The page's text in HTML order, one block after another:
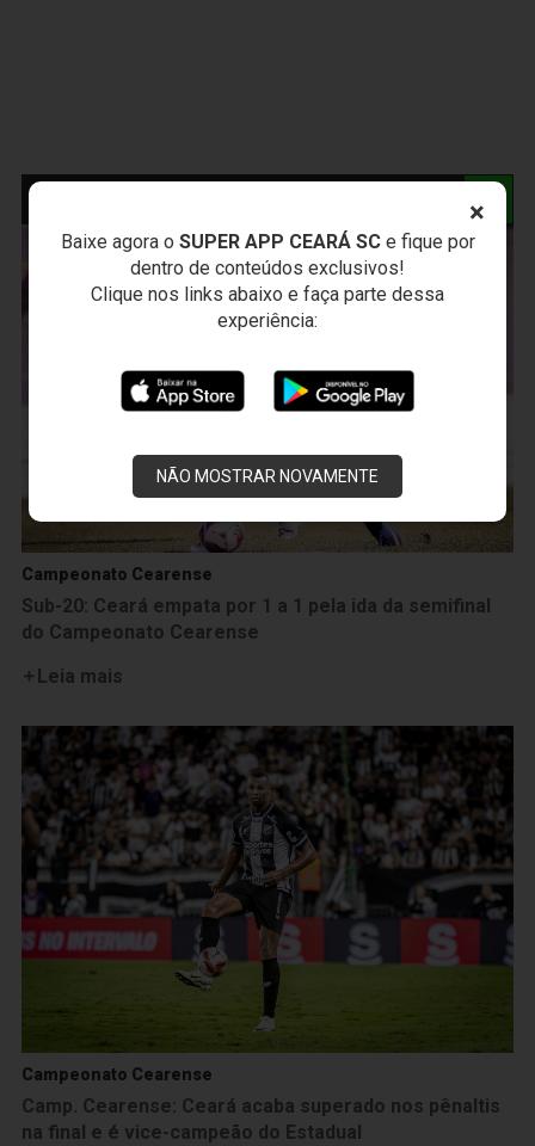
×
Baixe agora o SUPER APP CEARÁ SCe fique por
dentro de conteúdos exclusivos!
Clique nos links abaixo e faça parte dessa
experiência:
NÃO MOSTRAR NOVAMENTE
Campeonato Cearense
Sub-20: Ceará empata por 1 a 1 pela ida da semifinal
do Campeonato Cearense
Leia mais
Campeonato Cearense
Camp. Cearense: Ceará acaba superado nos pênaltis
na final e é vice-campeão do Estadual